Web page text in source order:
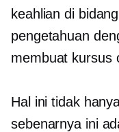
keahlian di
pengetahuan
membuat kursus
Hal ini tidak
sebenarnya ini